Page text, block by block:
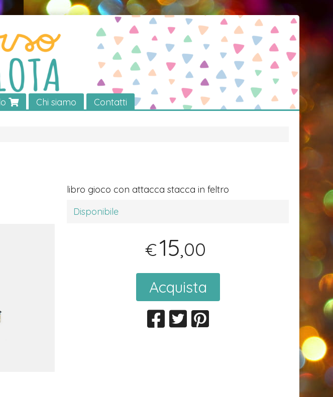
Chi siamo Contatti
libro gioco con attacca stacca in feltro
Disponibile
€15,00
Acquista